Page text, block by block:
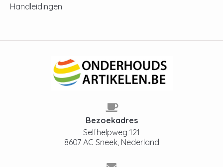
Handleidingen
Bezoekadres
Selfhelpweg 121
8607 AC Sneek, Nederland